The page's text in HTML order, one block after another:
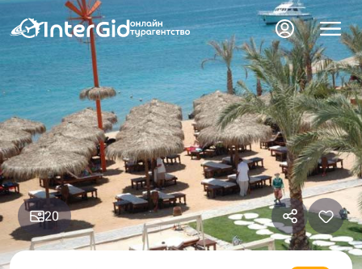
20